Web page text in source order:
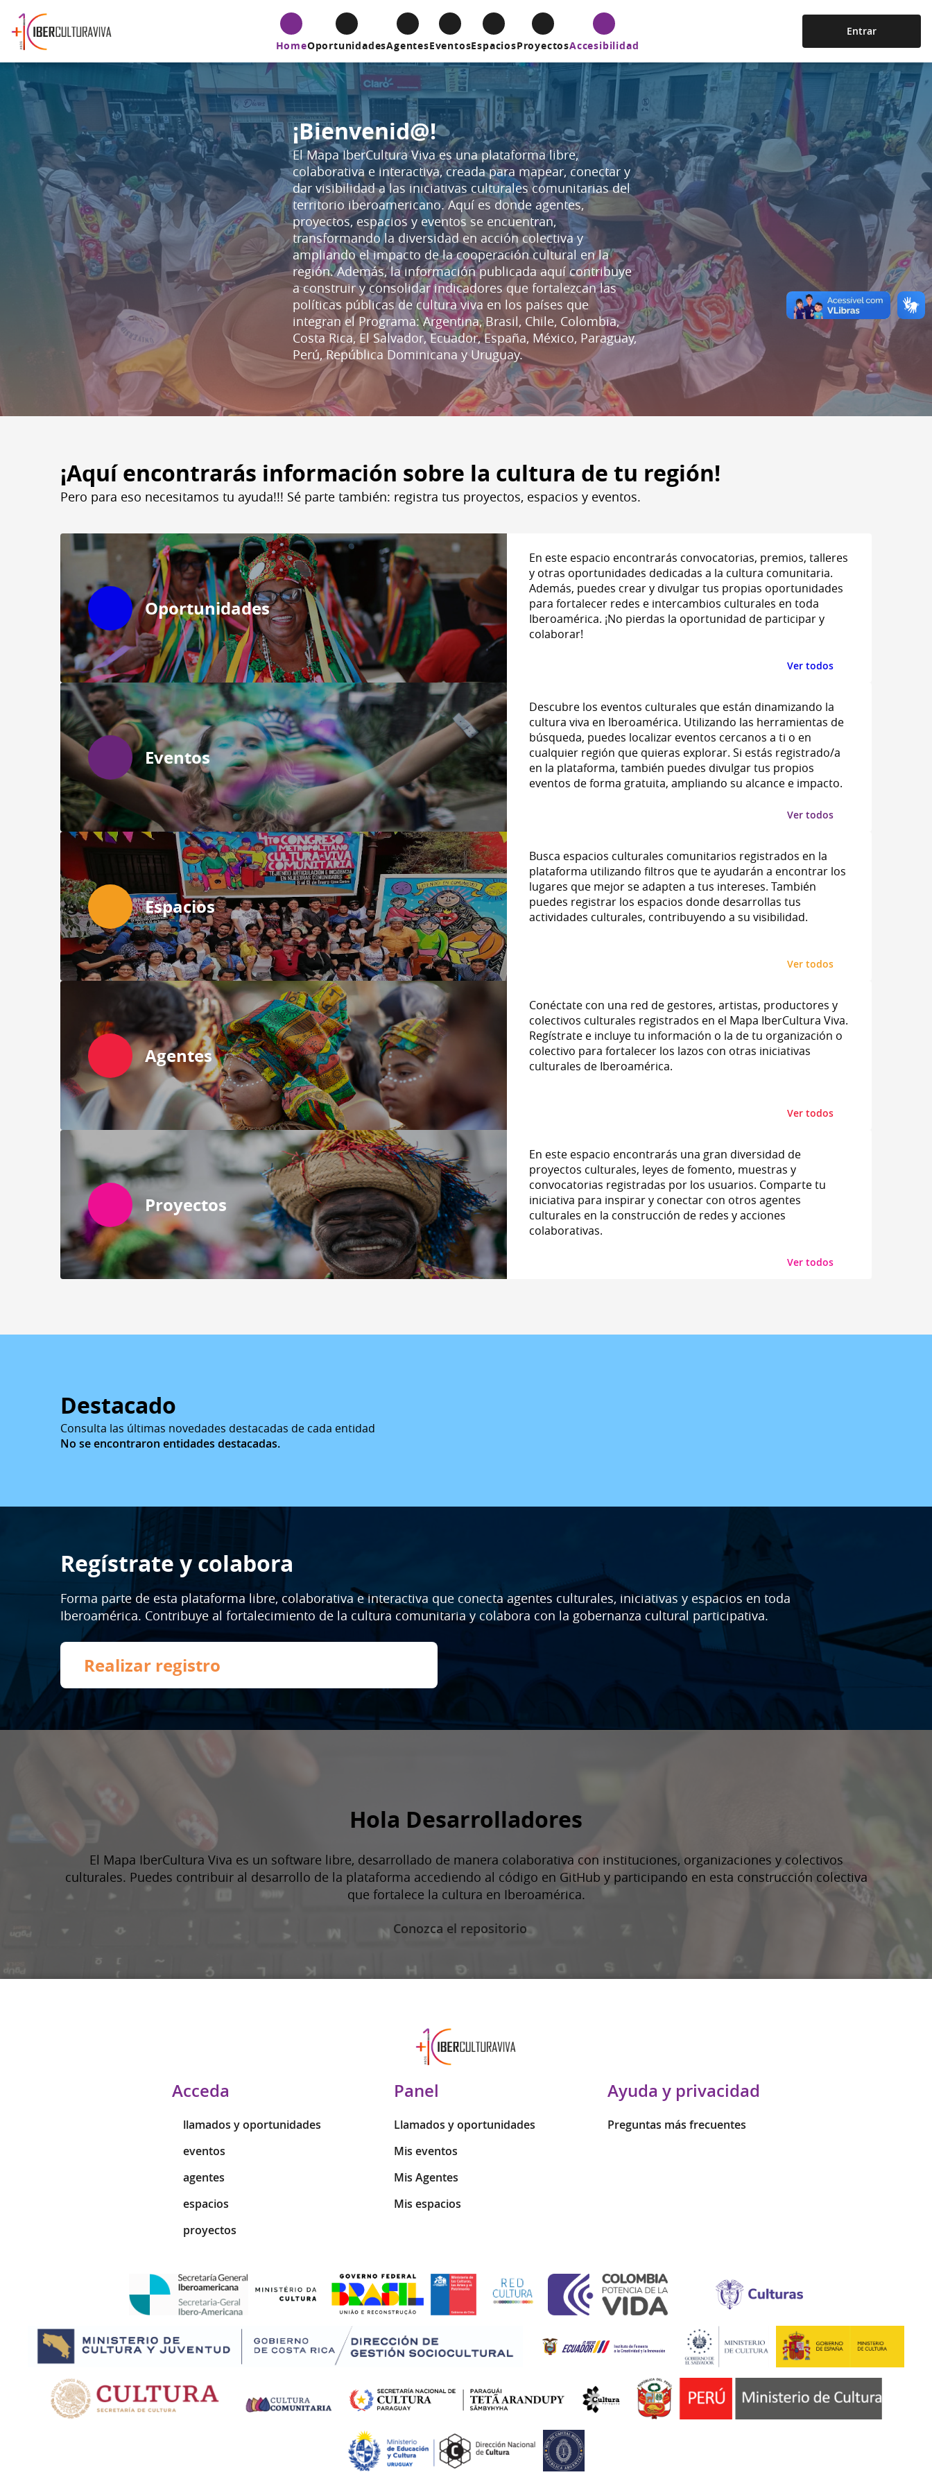
HomeOportunidadesAgentesEventosEspaciosProyectosAccesibilidad
Entrar
¡Bienvenid@!
El Mapa IberCultura Viva es una plataforma libre,
colaborativa e interactiva, creada para mapear, conectar y
dar visibilidad a las iniciativas culturales comunitarias del
territorio iberoamericano. Aquí es donde agentes,
proyectos, espacios y eventos se encuentran,
transformando la diversidad en acción colectiva y
ampliando el impacto de la cooperación cultural en la
región. Además, la información publicada aquí contribuye
a construir y consolidar indicadores que fortalezcan las
políticas públicas de cultura viva en los países que
integran el Programa: Argentina, Brasil, Chile, Colombia,
Costa Rica, El Salvador, Ecuador, España, México, Paraguay,
Perú, República Dominicana y Uruguay.
¡Aquí encontrarás información sobre la cultura de tu región!
Pero para eso necesitamos tu ayuda!!! Sé parte también: registra tus proyectos, espacios y eventos.
Oportunidades
En este espacio encontrarás convocatorias, premios, talleres
y otras oportunidades dedicadas a la cultura comunitaria.
Además, puedes crear y divulgar tus propias oportunidades
para fortalecer redes e intercambios culturales en toda
Iberoamérica. ¡No pierdas la oportunidad de participar y
colaborar!
Ver todos
Eventos
Descubre los eventos culturales que están dinamizando la
cultura viva en Iberoamérica. Utilizando las herramientas de
búsqueda, puedes localizar eventos cercanos a ti o en
cualquier región que quieras explorar. Si estás registrado/a
en la plataforma, también puedes divulgar tus propios
eventos de forma gratuita, ampliando su alcance e impacto.
Ver todos
Espacios
Busca espacios culturales comunitarios registrados en la
plataforma utilizando filtros que te ayudarán a encontrar los
lugares que mejor se adapten a tus intereses. También
puedes registrar los espacios donde desarrollas tus
actividades culturales, contribuyendo a su visibilidad.
Ver todos
Agentes
Conéctate con una red de gestores, artistas, productores y
colectivos culturales registrados en el Mapa IberCultura Viva.
Regístrate e incluye tu información o la de tu organización o
colectivo para fortalecer los lazos con otras iniciativas
culturales de Iberoamérica.
Ver todos
Proyectos
En este espacio encontrarás una gran diversidad de
proyectos culturales, leyes de fomento, muestras y
convocatorias registradas por los usuarios. Comparte tu
iniciativa para inspirar y conectar con otros agentes
culturales en la construcción de redes y acciones
colaborativas.
Ver todos
Destacado
Consulta las últimas novedades destacadas de cada entidad
No se encontraron entidades destacadas.
Regístrate y colabora
Forma parte de esta plataforma libre, colaborativa e interactiva que conecta agentes culturales, iniciativas y espacios en toda
Iberoamérica. Contribuye al fortalecimiento de la cultura comunitaria y colabora con la gobernanza cultural participativa.
Realizar registro
Hola Desarrolladores
El Mapa IberCultura Viva es un software libre, desarrollado de manera colaborativa con instituciones, organizaciones y colectivos
culturales. Puedes contribuir al desarrollo de la plataforma accediendo al código en GitHub y participando en esta construcción colectiva
que fortalece la cultura en Iberoamérica.
Conozca el repositorio
Acceda
llamados y oportunidades
eventos
agentes
espacios
proyectos
Panel
Llamados y oportunidades
Mis eventos
Mis Agentes
Mis espacios
Ayuda y privacidad
Preguntas más frecuentes